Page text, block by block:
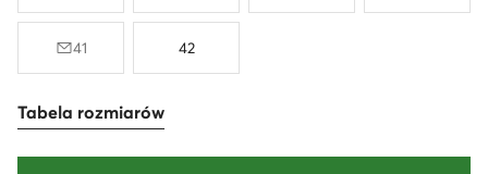
41 42
Tabela rozmiarów